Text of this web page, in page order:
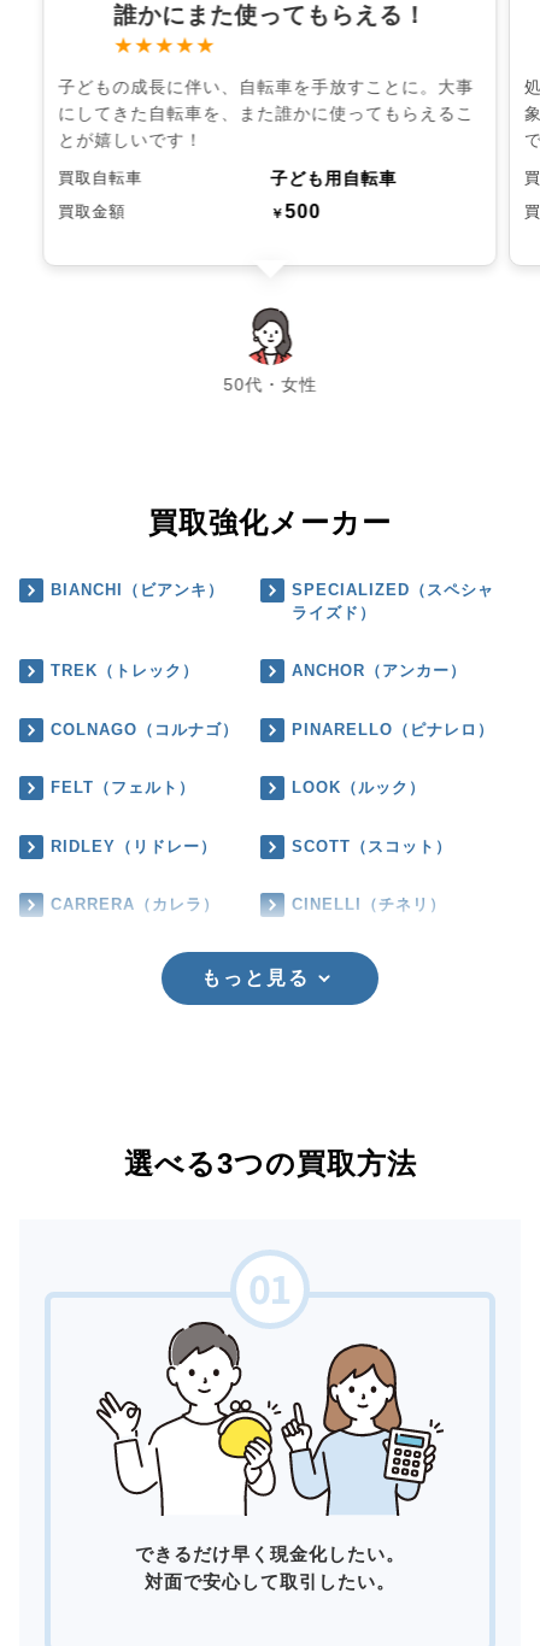
誰かにまた使ってもらえる！
★★★★★
子どもの成長に伴い、自転車を手放すことに。大事
にしてきた自転車を、また誰かに使ってもらえるこ
とが嬉しいです！
買取自転車 子ども用自転車
買取金額 ￥500
50代・女性
chevron_left chevron_right
買取強化メーカー
BIANCHI（ビアンキ）
SPECIALIZED（スペシャ
ライズド）
TREK（トレック） ANCHOR（アンカー）
COLNAGO（コルナゴ） PINARELLO（ピナレロ）
FELT（フェルト） LOOK（ルック）
RIDLEY（リドレー） SCOTT（スコット）
CARRERA（カレラ） CINELLI（チネリ）
もっと見る
選べる3つの買取方法
できるだけ早く現金化したい。
対面で安心して取引したい。